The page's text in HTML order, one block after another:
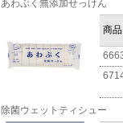
あわぷく無添加せっけん
商
除菌ウェットティシュー